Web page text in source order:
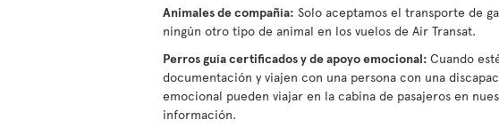
Animales de compañía: Solo aceptamos el transporte de
ningún otro tipo de animal en los vuelos de Air Transat.
Perros guía certificados y de apoyo emocional: Cuando
documentación y viajen con una persona con una
emocional pueden viajar en la cabina de pasajeros en
información.